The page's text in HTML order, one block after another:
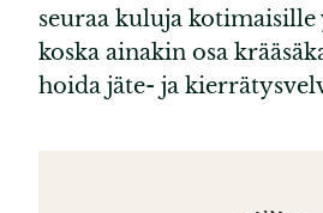
seuraa kuluja
koska ainakin osa
hoida jäte- ja